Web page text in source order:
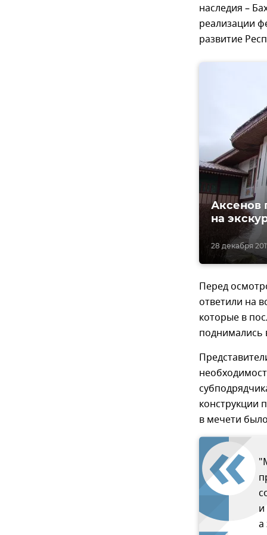
наследия –
реализации
развитие
28 декабря
Аксенов
на
Перед
ответили на
которые в
поднимались
конструкции
в мечети
а